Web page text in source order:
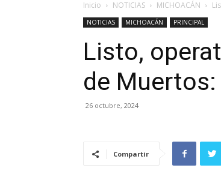
Inicio NOTICIAS MICHOACÁN
NOTICIAS MICHOACÁN PRINCIPAL
Listo,
de Muertos:
26 octubre, 2024
Compartir